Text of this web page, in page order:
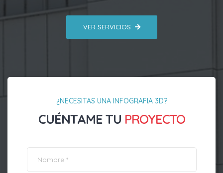
VER SERVICIOS
¿NECESITAS UNA INFOGRAFIA 3D?
CUÉNTAME TU PROYECTO